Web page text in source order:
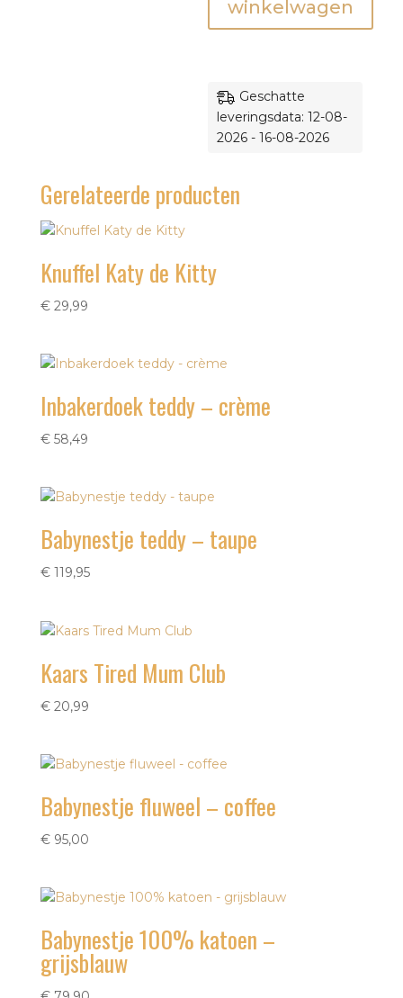
aantal
winkelwagen
Geschatte
leveringsdata: 12-08-
2026 - 16-08-2026
Gerelateerde producten
Knuffel Katy de Kitty
€29,99
Inbakerdoek teddy – crème
€58,49
Babynestje teddy – taupe
€119,95
Kaars Tired Mum Club
€20,99
Babynestje fluweel – coffee
€95,00
Babynestje 100% katoen –
grijsblauw